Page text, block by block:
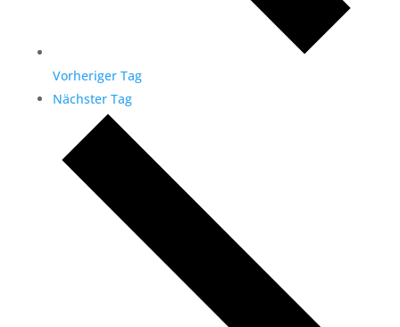
Vorheriger Tag
Nächster Tag